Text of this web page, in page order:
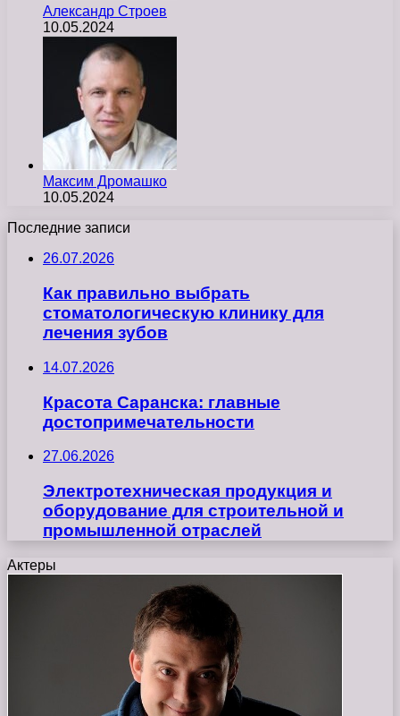
Александр Строев
10.05.2024
Максим Дромашко
10.05.2024
Последние записи
26.07.2026
Как правильно выбрать
стоматологическую клинику для
лечения зубов
14.07.2026
Красота Саранска: главные
достопримечательности
27.06.2026
Электротехническая продукция и
оборудование для строительной и
промышленной отраслей
Актеры